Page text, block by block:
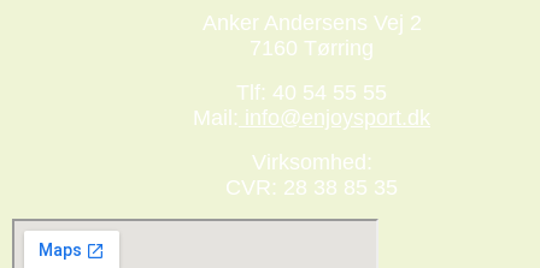
Anker Andersens Vej 2
7160 Tørring
Tlf: 40 54 55 55
Mail: info@enjoysport.dk
Virksomhed:
CVR: 28 38 85 35